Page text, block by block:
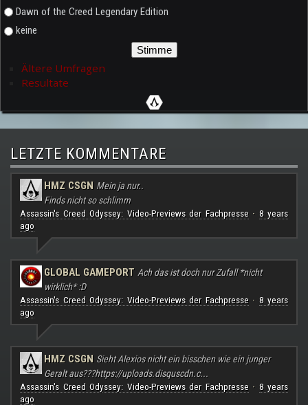
Dawn of the Creed Legendary Edition
keine
Ältere Umfragen
Resultate
LETZTE KOMMENTARE
HMZ CSGN Mein ja nur..
Finds nicht so schlimm
Assassin's Creed Odyssey: Video-Previews der Fachpresse· 8 years
ago
GLOBAL GAMEPORT Ach das ist doch nur Zufall *nicht
wirklich* :D
Assassin's Creed Odyssey: Video-Previews der Fachpresse· 8 years
ago
HMZ CSGN Sieht Alexios nicht ein bisschen wie ein junger
Geralt aus???https://uploads.disquscdn.c...
Assassin's Creed Odyssey: Video-Previews der Fachpresse· 8 years
ago